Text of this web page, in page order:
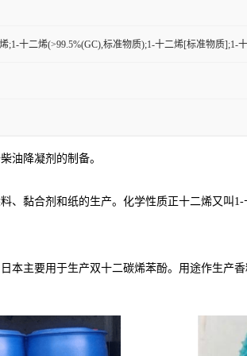
;1-十二烯(>99.5%(GC),标准物质);1-十二烯[标准物质];1-
油降凝剂的制备。
、黏合剂和纸的生产。化学性质正十二烯又
主要用于生产双十二碳烯苯酚。用途作生产